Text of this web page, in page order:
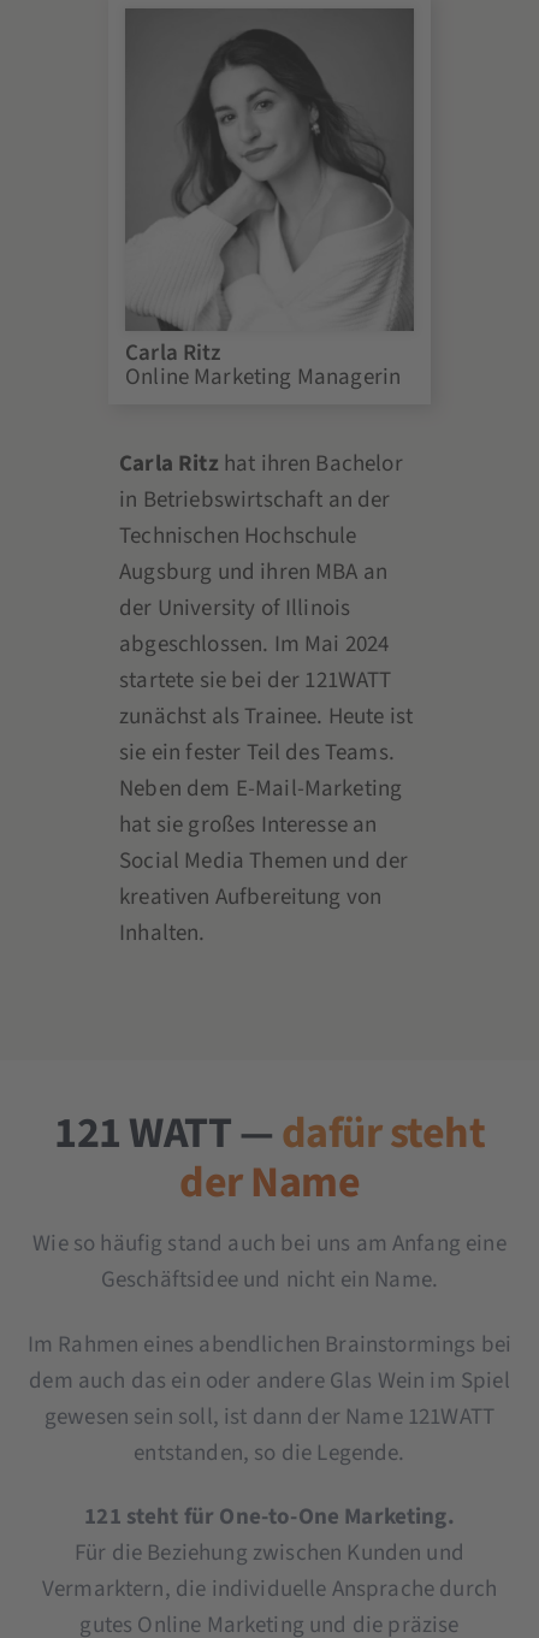
Carla Ritz
Online Marketing Managerin
Carla Ritz hat ihren Bachelor
in Betriebswirtschaft an der
Technischen Hochschule
Augsburg und ihren MBA an
der University of Illinois
abgeschlossen. Im Mai 2024
startete sie bei der 121WATT
zunächst als Trainee. Heute ist
sie ein fester Teil des Teams.
Neben dem E-Mail-Marketing
hat sie großes Interesse an
Social Media Themen und der
kreativen Aufbereitung von
Inhalten.
121 WATT —dafür steht
der Name
Wie so häufig stand auch bei uns am Anfang eine
Geschäftsidee und nicht ein Name.
Im Rahmen eines abendlichen Brainstormings bei
dem auch das ein oder andere Glas Wein im Spiel
gewesen sein soll, ist dann der Name 121WATT
entstanden, so die Legende.
121 steht für One-to-One Marketing.
Für die Beziehung zwischen Kunden und
Vermarktern, die individuelle Ansprache durch
gutes Online Marketing und die präzise